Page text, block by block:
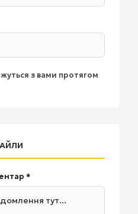
з вами протягом
*